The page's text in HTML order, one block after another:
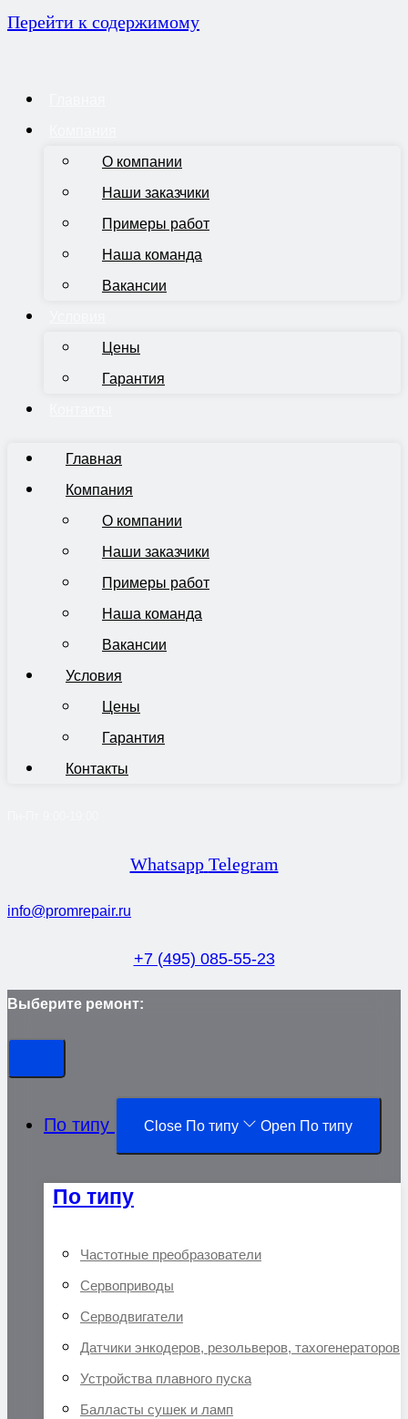
Перейти к содержимому
О компании
Наши заказчики
Примеры работ
Наша команда
Вакансии
Цены
Гарантия
Главная
Компания
О компании
Наши заказчики
Примеры работ
Наша команда
Вакансии
Условия
Цены
Гарантия
Контакты
Whatsapp Telegram
info@promrepair.ru
+7 (495) 085-55-23
Выберите ремонт:
По типу Close По типу Open По типу
По типу
Частотные преобразователи
Сервоприводы
Серводвигатели
Датчики энкодеров, резольверов, тахогенераторов
Устройства плавного пуска
Балласты сушек и ламп